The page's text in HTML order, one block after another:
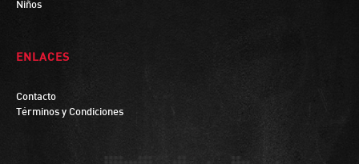
Niños
ENLACES
Contacto
Términos y Condiciones